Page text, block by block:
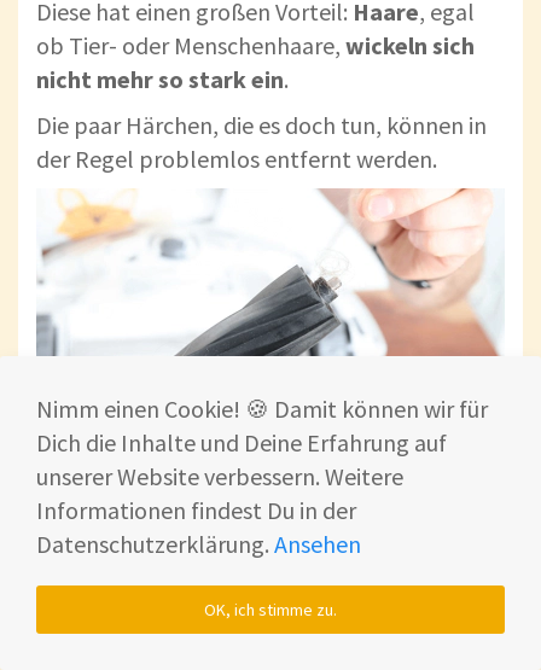
Diese hat einen großen Vorteil: Haare, egal
ob Tier- oder Menschenhaare, wickeln sich
nicht mehr so stark ein.
Die paar Härchen, die es doch tun, können in
der Regel problemlos entfernt werden.
Nimm einen Cookie! 🍪 Damit können wir für
Dich die Inhalte und Deine Erfahrung auf
unserer Website verbessern. Weitere
Informationen findest Du in der
Datenschutzerklärung. Ansehen
OK, ich stimme zu.